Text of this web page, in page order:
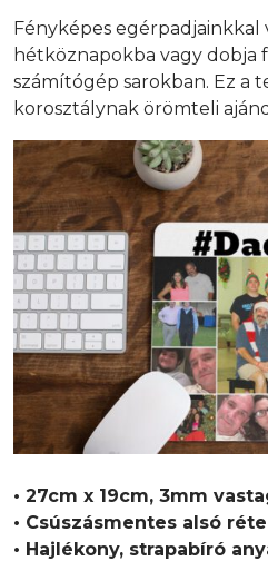
Fényképes egérpadjainkkal
hétköznapokba vagy
számítógép sarokban. Ez a
korosztálynak örömteli
• 27cm x 19cm, 3mm
• Csúszásmentes alsó
• Hajlékony, strapabíró